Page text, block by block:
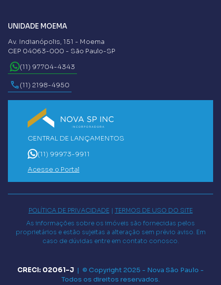
UNIDADE MOEMA
Av. Indianópolis, 151 - Moema
CEP 04063-000 - São Paulo-SP
(11) 97704-4343
(11) 2198-4950
CENTRAL DE LANÇAMENTOS
(11) 99973-9911
Acesse o Portal
POLÍTICA DE PRIVACIDADE | TERMOS DE USO DO SITE
As informações sobre os imóveis são fornecidas pelos
proprietários e estão sujeitas a alteração sem prévio aviso. Em
caso de dúvidas entre em contato conosco.
CRECI: 02061-J | © Copyright 2025 - Nova São Paulo -
Todos os direitos reservados.